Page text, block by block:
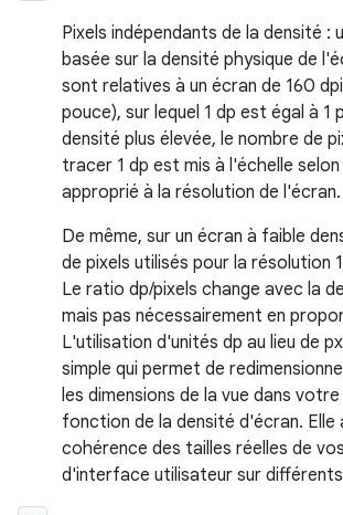
Pixels indépendants de la densité :
basée sur la densité physique de
sont relatives à un écran de 160
pouce), sur lequel 1 dp est égal à 1
densité plus élevée, le nombre de
tracer 1 dp est mis à l'échelle
approprié à la résolution de l'écran.
De même, sur un écran à faible
de pixels utilisés pour la résolution
Le ratio dp/pixels change avec la
mais pas nécessairement en
L'utilisation d'unités dp au lieu de
simple qui permet de
les dimensions de la vue dans
fonction de la densité d'écran. Elle
cohérence des tailles réelles de
d'interface utilisateur sur